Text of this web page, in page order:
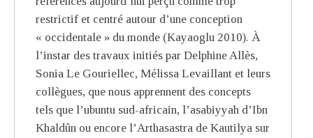
restrictif et centré autour d’une conception
« occidentale » du monde (Kayaoglu 2010). À
l’instar des travaux initiés par Delphine Allès,
Sonia Le Gouriellec, Mélissa Levaillant et leurs
collègues, que nous apprennent des concepts
tels que l’ubuntu sud-africain, l’asabiyyah d’Ibn
Khaldûn ou encore l’Arthasastra de Kautilya sur